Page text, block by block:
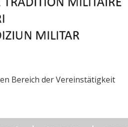
Bereich der Vereinstätigkeit